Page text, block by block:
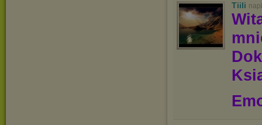
Tiili